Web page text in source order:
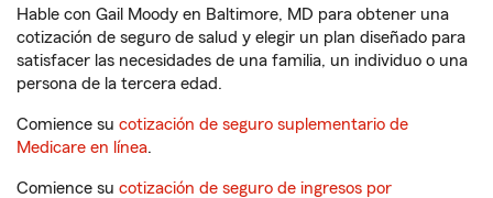
Hable con Gail Moody en Baltimore, MD para obtener una
cotización de seguro de salud y elegir un plan diseñado para
satisfacer las necesidades de una familia, un individuo o una
persona de la tercera edad.
Comience su cotización de seguro suplementario de
Medicare en línea.
Comience su cotización de seguro de ingresos por